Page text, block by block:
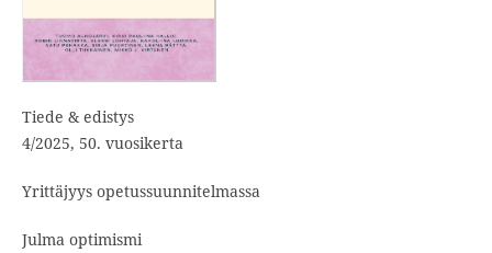
Tiede & edistys
4/2025, 50. vuosikerta
Yrittäjyys opetussuunnitelmassa
Julma optimismi